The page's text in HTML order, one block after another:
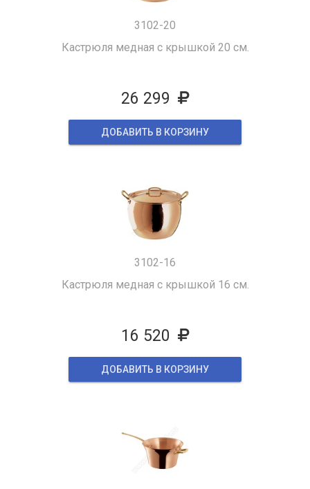
3102-20
Кастрюля медная с крышкой 20 см.
26 299
ДОБАВИТЬ В КОРЗИНУ
3102-16
Кастрюля медная с крышкой 16 см.
16 520
ДОБАВИТЬ В КОРЗИНУ